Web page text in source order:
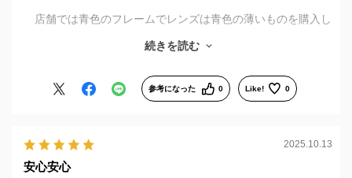
店舗では青色のフレームでレンズは青色の薄いものを購入し
になる可視調光レンズを購入しようとしたがブラウンのフレー
購入しました。
ブルーは室内ブラウンは外と2個を使い分けて使用してま
続きを読む
参考になった 0 Like! 0
2025.10.13
安心安心